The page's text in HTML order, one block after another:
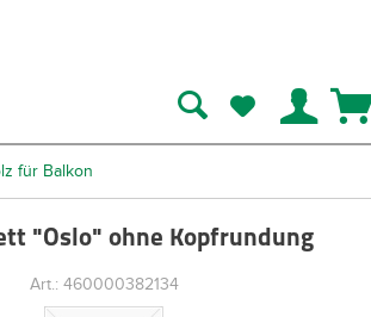
für Balkon
"Oslo" ohne Kopfrundung
Art.: 460000382134